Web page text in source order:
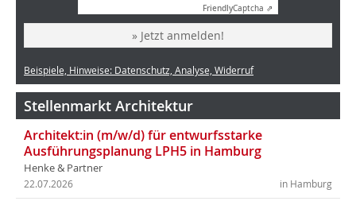
FriendlyCaptcha ⇗
» Jetzt anmelden!
Beispiele, Hinweise: Datenschutz, Analyse, Widerruf
Stellenmarkt Architektur
Architekt:in (m/w/d) für entwurfsstarke
Ausführungsplanung LPH5 in Hamburg
Henke & Partner
in Hamburg
22.07.2026